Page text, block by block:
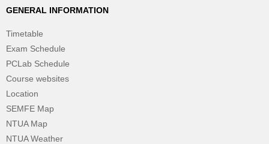
GENERAL INFORMATION
Timetable
Exam Schedule
PCLab Schedule
Course websites
Location
SEMFE Map
NTUA Map
NTUA Weather